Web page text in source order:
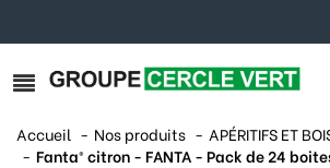
Accueil Nos produits APÉRITIFS ET
Fanta® citron - FANTA - Pack de 24